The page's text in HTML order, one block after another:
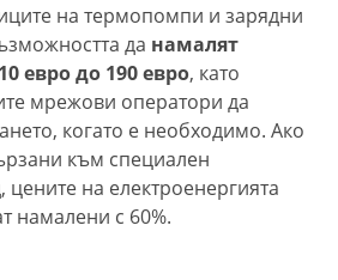
на термопомпи и зарядни
да намалят
евро до 190 евро, като
мрежови оператори да
когато е необходимо. Ако
към специален
цените на електроенергията
намалени с 60%.